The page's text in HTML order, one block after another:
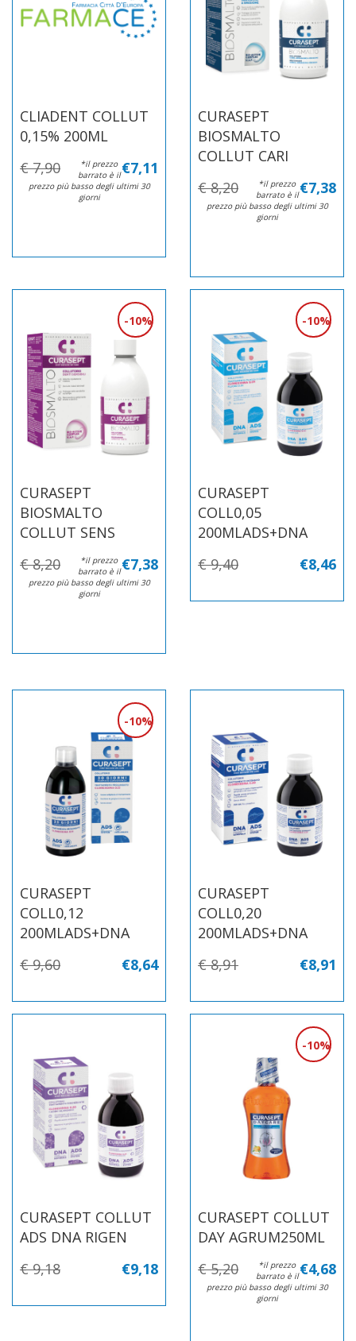
CLIADENT COLLUT
0,15% 200ML
€ 7,90
€7,11
*il prezzo
barrato è il
prezzo più basso degli ultimi 30
giorni
CURASEPT
BIOSMALTO
COLLUT CARI
€ 8,20
€7,38
*il prezzo
barrato è il
prezzo più basso degli ultimi 30
giorni
CURASEPT
BIOSMALTO
COLLUT SENS
10%
€ 8,20 €7,38
*il prezzo
barrato è il
prezzo più basso degli ultimi 30
giorni
CURASEPT
COLL0,05
200MLADS+DNA
10%
€ 9,40 €8,46
CURASEPT
COLL0,12
200MLADS+DNA
10%
€ 9,60 €8,64
CURASEPT
COLL0,20
200MLADS+DNA
€8,91
€ 8,91
CURASEPT COLLUT
ADS DNA RIGEN
€9,18
€ 9,18
CURASEPT COLLUT
DAY AGRUM250ML
10%
€ 5,20 €4,68
*il prezzo
barrato è il
prezzo più basso degli ultimi 30
giorni